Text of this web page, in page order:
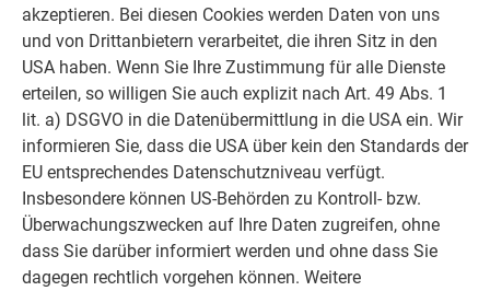
akzeptieren. Bei diesen Cookies werden Daten von uns
und von Drittanbietern verarbeitet, die ihren Sitz in den
USA haben. Wenn Sie Ihre Zustimmung für alle Dienste
erteilen, so willigen Sie auch explizit nach Art. 49 Abs. 1
lit. a) DSGVO in die Datenübermittlung in die USA ein. Wir
informieren Sie, dass die USA über kein den Standards der
EU entsprechendes Datenschutzniveau verfügt.
Insbesondere können US-Behörden zu Kontroll- bzw.
Überwachungszwecken auf Ihre Daten zugreifen, ohne
dass Sie darüber informiert werden und ohne dass Sie
dagegen rechtlich vorgehen können. Weitere
JPG PREFARENZEN Haus Pruggern (JPG) © Croce & Wir
419 kb
PREFARENZEN Haus Pruggern (JPG) © Croce & Wir
469 kb